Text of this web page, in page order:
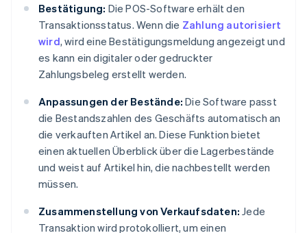
Bestätigung: Die POS-Software erhält den
Transaktionsstatus. Wenn die Zahlung autorisiert
wird, wird eine Bestätigungsmeldung angezeigt und
es kann ein digitaler oder gedruckter
Zahlungsbeleg erstellt werden.
Anpassungen der Bestände: Die Software passt
die Bestandszahlen des Geschäfts automatisch an
die verkauften Artikel an. Diese Funktion bietet
einen aktuellen Überblick über die Lagerbestände
und weist auf Artikel hin, die nachbestellt werden
müssen.
Zusammenstellung von Verkaufsdaten: Jede
Transaktion wird protokolliert, um einen